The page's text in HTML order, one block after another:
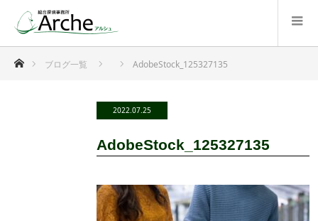
ホームブログ一覧 AdobeStock_125327135
2022.07.25
AdobeStock_125327135